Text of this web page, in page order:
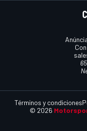
© 2026
Términos y condiciones